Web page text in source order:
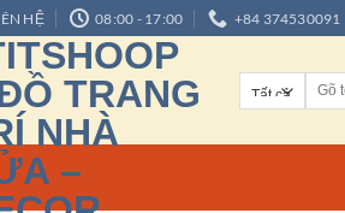
HỆ 08:00 - 17:00 +84 374530091